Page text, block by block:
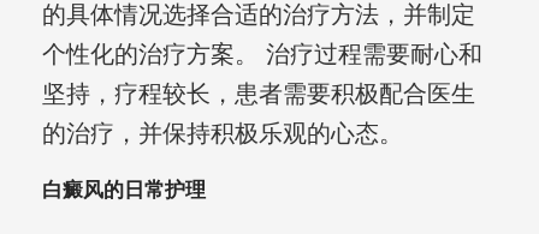
的具体情况选择合适的治疗方法，并制定
个性化的治疗方案。 治疗过程需要耐心和
坚持，疗程较长，患者需要积极配合医生
的治疗，并保持积极乐观的心态。
白癜风的日常护理